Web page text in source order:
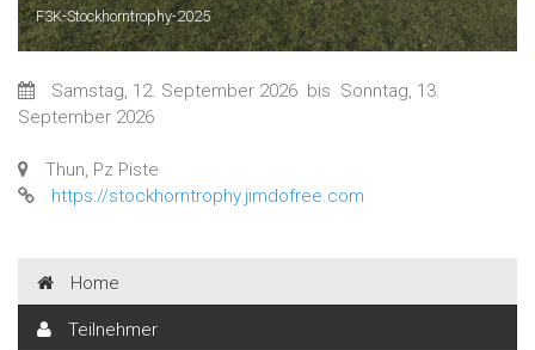
F3K-Stockhorntrophy-2025
Samstag, 12. September 2026 bis Sonntag, 13.
September 2026
Thun, Pz Piste
https://stockhorntrophy.jimdofree.com
Home
Teilnehmer